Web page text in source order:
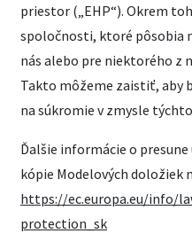
priestor („EHP“). Okrem
spoločnosti, ktoré pôsobia
nás alebo pre niektorého z
Takto môžeme zaistiť, aby
na súkromie v zmysle
Ďalšie informácie o
kópie Modelových doložiek
https://ec.europa.eu/info/
protection_sk